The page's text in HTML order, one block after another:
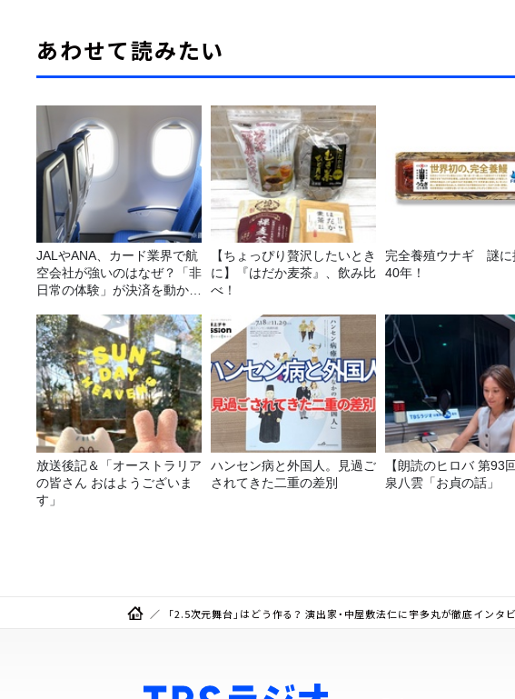
あわせて読みたい
JALやANA、カード業界で航
空会社が強いのはなぜ？「非
日常の体験」が決済を動かす
【ちょっぴり贅沢したいとき
に】『はだか麦茶』、飲み比
べ！
完全養殖ウナギ 謎に
40年！
放送後記＆「オーストラリア
の皆さん おはようございま
す」
ハンセン病と外国人。見過ご
されてきた二重の差別
【朗読のヒロバ 第93
泉八雲「お貞の話」
「2.5次元舞台」はどう作る？ 演出家・中屋敷法仁に宇多丸が徹底インタビ